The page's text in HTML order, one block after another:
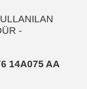
-
14A075 AA